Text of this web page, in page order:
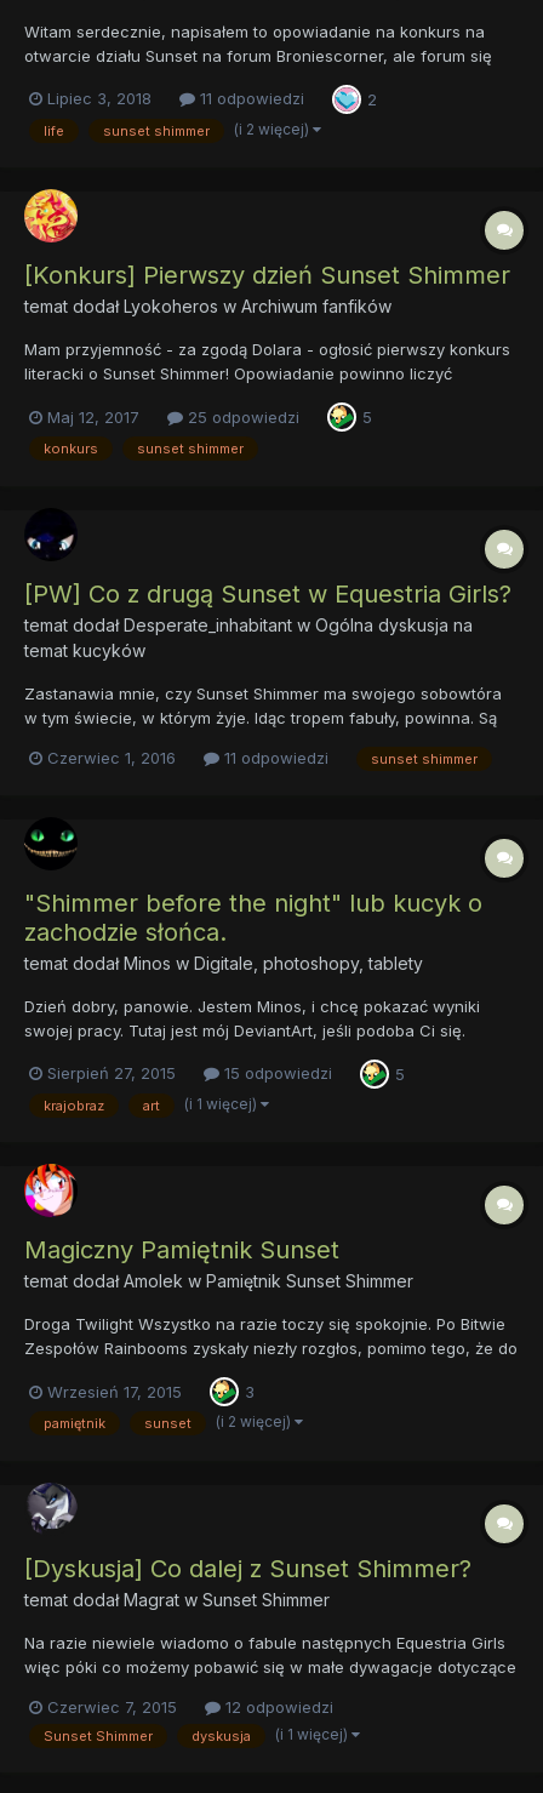
Witam serdecznie, napisałem to opowiadanie na konkurs na
otwarcie działu Sunset na forum Broniescorner, ale forum się
Jest to prequel opowiadania "nauka a magia" i opowiada o tym,
dlaczego Sunset postanawia uciec przez kryształowe lustro d...
Lipiec 3, 2018 11 odpowiedzi 2
life sunset shimmer (i 2 więcej)
[Konkurs] Pierwszy dzień Sunset Shimmer
temat dodałLyokoheros w Archiwum fanfików
Mam przyjemność - za zgodą Dolara - ogłosić pierwszy konkurs
literacki o Sunset Shimmer! Opowiadanie powinno liczyć
górnej granicy długości opowiadania, jest tylko dolna). Główną
bohaterką powinna być Sunset Shimmer....
Maj 12, 2017 25 odpowiedzi 5
konkurs sunset shimmer
[PW] Co z drugą Sunset w Equestria Girls?
temat dodałDesperate_inhabitant w Ogólna dyskusja na
temat kucyków
Zastanawia mnie, czy Sunset Shimmer ma swojego sobowtóra
w tym świecie, w którym żyje. Idąc tropem fabuły, powinna. Są
Czerwiec 1, 2016
11 odpowiedzi sunset shimmer
"Shimmer before the night" lub kucyk o
zachodzie słońca.
temat dodałMinos w Digitale, photoshopy, tablety
Dzień dobry, panowie. Jestem Minos, i сhcę pokazać wyniki
swojej pracy. Tutaj jest mój DeviantArt, jeśli podoba Ci się.
Sierpień 27, 2015 15 odpowiedzi 5
krajobraz art (i 1 więcej)
Magiczny Pamiętnik Sunset
temat dodałAmolek w Pamiętnik Sunset Shimmer
Droga Twilight Wszystko na razie toczy się spokojnie. Po Bitwie
Zespołów Rainbooms zyskały niezły rozgłos, pomimo tego, że do
nich dołączyłam. Nadal dostrzegam wśród uczniów niechęć do
mojej osoby i odnoszę wrażenie, że taki stan się utrzyma
jeszcze jakiś czas. Najważniejsze jest to, że teraz mam...
Wrzesień 17, 2015 3
pamiętnik sunset (i 2 więcej)
[Dyskusja] Co dalej z Sunset Shimmer?
temat dodałMagrat w Sunset Shimmer
Na razie niewiele wiadomo o fabule następnych Equestria Girls
więc póki co możemy pobawić się w małe dywagacje dotyczące
bardziej by chodziło o to jakie są wasze oczekiwania względem
niej. Na końcu drugiego filmu z serii EG Sunset pozostaje w...
Czerwiec 7, 2015 12 odpowiedzi
Sunset Shimmer dyskusja (i 1 więcej)